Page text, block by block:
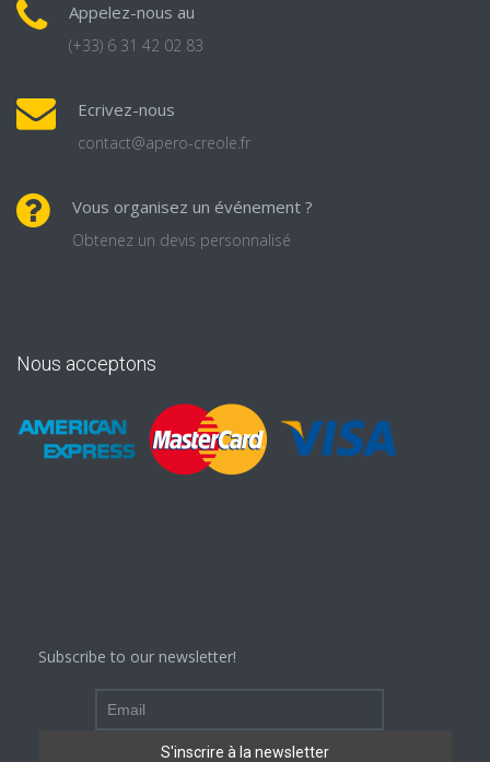
Appelez-nous au
(+33) 6 31 42 02 83
Ecrivez-nous
contact@apero-creole.fr
Vous organisez un événement ?
Obtenez un devis personnalisé
Nous acceptons
Subscribe to our newsletter!